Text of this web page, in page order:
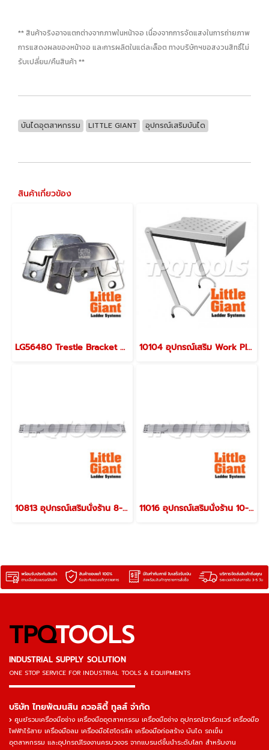
** สินค้าจริงอาจแตกต่างจากภาพในหน้าจอ เนื่องจากการจัดแสงในการถ่ายภาพ
การแสดงผลของหน้าจอ และการผลิตในแต่ละล็อต ทางบริษัทฯขอสงวนสิทธิ์ไม่
รับเปลี่ยน/คืนสินค้า **
บันไดอุตสาหกรรม LITTLE GIANT อุปกรณ์เสริมบันได
สินค้าเกี่ยวข้อง
LG56480 Trestle Bracket Kit สำหรับรุ่น DH รุ่น 56212 (56480) "LITTLE GIANT" 10104 อุปกรณ์เสริม Work Platform รุ่น 10104 "LITTLE GIANT"
10813 อุปกรณ์เสริมนั่งร้าน 8-13 ฟุต รุ่น 10813 "LITTLE GIANT" 11016 อุปกรณ์เสริมนั่งร้าน 10-16 ฟุต รุ่น 11016 "LITTLE GIANT"
TPQTOOLS
INDUSTRIAL SUPPLY SOLUTION
ONE STOP SERVICE FOR INDUSTRIAL TOOLS & EQUIPMENTS
▬▬▬▬▬▬▬▬▬▬▬▬▬▬▬
บริษัท ไทยพัฒนสิน ควอลิตี้ ทูลส์ จำกัด
ศูนย์รวมเครื่องมือช่าง เครื่องมืออุตสาหกรรม เครื่องมือช่าง อุปกรณ์ฮาร์ดแวร์ เครื่องมือ
ไฟฟ้าไร้สาย เครื่องมือลม เครื่องมือไฮโดรลิค เครื่องมือก่อสร้าง บันได รถเข็น
อุตสาหกรรม และอุปกรณ์โรงงานครบวงจร จากแบรนด์ชั้นนำระดับโลก สำหรับงาน